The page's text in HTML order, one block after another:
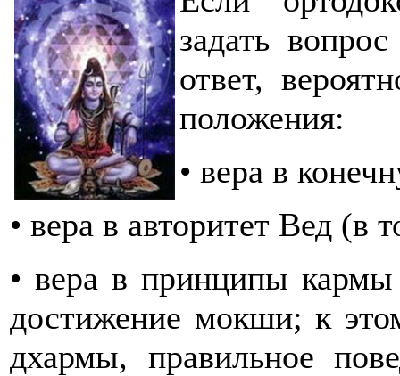
задать
ответ,
положения:
• вера в
• вера в авторитет Вед (в
• вера в принципы
достижение мокши; к
дхармы, правильное